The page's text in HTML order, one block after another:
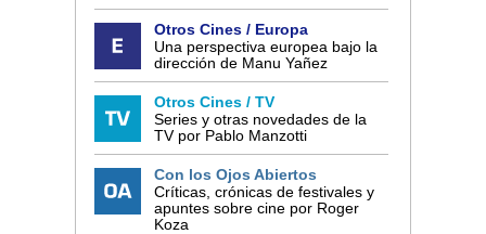
Otros Cines / Europa
Una perspectiva europea bajo la
dirección de Manu Yañez
Otros Cines / TV
Series y otras novedades de la
TV por Pablo Manzotti
Con los Ojos Abiertos
Críticas, crónicas de festivales y
apuntes sobre cine por Roger
Koza